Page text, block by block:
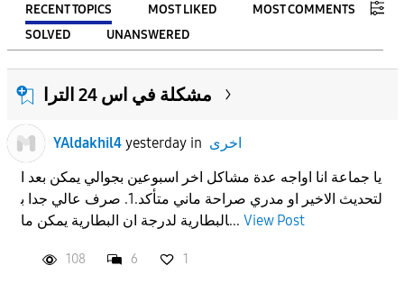
RECENT TOPICS MOST LIKED
MOST COMMENTS
SOLVED
UNANSWERED
FILTER:
From
To
مشكلة في اس 24 الترا
YAldakhil4 yesterdayin اخرى
يا جماعة انا اواجه عدة مشاكل اخر اسبوعين بجوالي يمكن بعد ا
لتحديث الاخير او مدري صراحة ماني متأكد.1. صرف عالي جدا ب
البطارية لدرجة ان البطارية يمكن ما... View Post
108 6 1